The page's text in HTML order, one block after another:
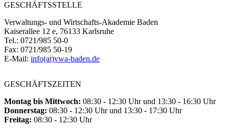
GESCHÄFTSSTELLE
Verwaltungs- und Wirtschafts-Akademie Baden
Kaiserallee 12 e, 76133 Karlsruhe
Tel.: 0721/985 50-0
Fax: 0721/985 50-19
E-Mail: info(at)vwa-baden.de
GESCHÄFTSZEITEN
Montag bis Mittwoch: 08:30 - 12:30 Uhr und 13:30 - 16:30 Uhr
Donnerstag: 08:30 - 12:30 Uhr und 13:30 - 17:30 Uhr
Freitag: 08:30 - 12:30 Uhr